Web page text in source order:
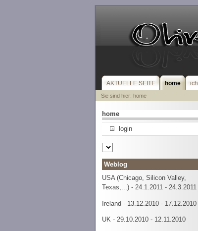
AKTUELLE SEITE home ich
Sie sind hier: home
home
login
Weblog
USA (Chicago, Silicon Valley,
Texas,...) - 24.1.2011 - 24.3.2011
Ireland - 13.12.2010 - 17.12.2010
UK - 29.10.2010 - 12.11.2010